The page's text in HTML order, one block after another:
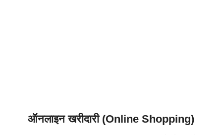
ऑनलाइन खरीदारी (Online Shopping)